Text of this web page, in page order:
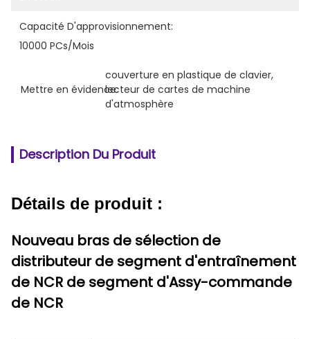
Capacité D'approvisionnement:
10000 PCs/mois
Mettre en évidence:
couverture en plastique de clavier,
lecteur de cartes de machine
d'atmosphère
Description Du Produit
Détails de produit :
Nouveau bras de sélection de
distributeur de segment d'entraînement
de NCR de segment d'Assy-commande
de NCR